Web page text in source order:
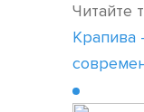
Читайте
Крапива